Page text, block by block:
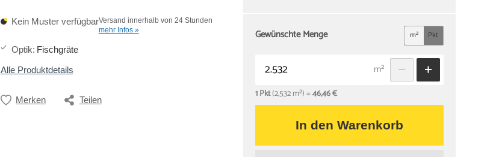
Kein Muster verfügbarVersand innerhalb von 24 Stunden
mehr Infos »
Optik: Fischgräte
Alle Produktdetails
Merken Teilen
Gewünschte Menge m² Pkt
m²
1 Pkt(2,532 m²) =46,46 €
In den Warenkorb